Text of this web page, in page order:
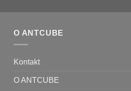
O ANTCUBE
Kontakt
O ANTCUBE